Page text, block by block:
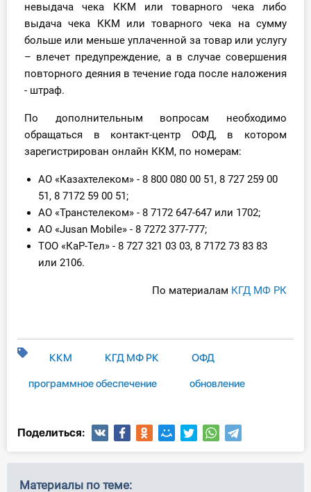
невыдача чека ККМ или товарного чека либо
выдача чека ККМ или товарного чека на сумму
больше или меньше уплаченной за товар или услугу
– влечет предупреждение, а в случае совершения
повторного деяния в течение года после наложения
- штраф.
По дополнительным вопросам необходимо
обращаться в контакт-центр ОФД, в котором
зарегистрирован онлайн ККМ, по номерам:
АО «Казахтелеком» - 8 800 080 00 51, 8 727 259 00
51, 8 7172 59 00 51;
АО «Транстелеком» - 8 7172 647-647 или 1702;
АО «Jusan Mobile» - 8 7272 377-777;
ТОО «КаР-Тел» - 8 727 321 03 03, 8 7172 73 83 83
или 2106.
По материалам КГД МФ РК
ККМ КГД МФ РК ОФД
программное обеспечение обновление
Поделиться:
Материалы по теме: